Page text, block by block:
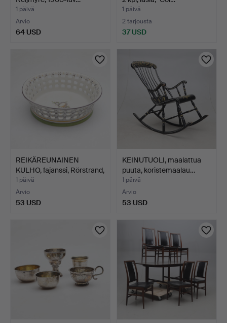
1 päivä
Arvio
64 USD
1 päivä
2 tarjousta
37 USD
REIKÄREUNAINEN
KULHO, fajanssi, Rörstrand,
…
1 päivä
Arvio
53 USD
KEINUTUOLI, maalattua
puuta, koristemaalau…
1 päivä
Arvio
53 USD